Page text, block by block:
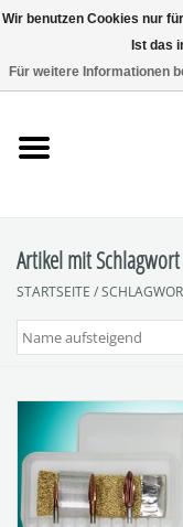
Polieren
Sets
Zubehör
SpuckNo | Spuckschutz
Artikel mit
STARTSEITE /
Wir benutzen Cookies nur
Ist das
Für weitere Informationen